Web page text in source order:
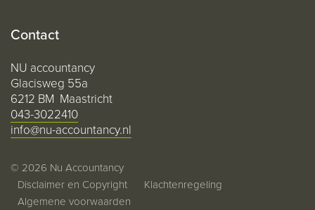
Contact
NU accountancy
Glacisweg 55a
6212 BM Maastricht
043-3022410
info@nu-accountancy.nl
© 2026 Nu Accountancy
Disclaimer en Copyright
Klachtenregeling
Algemene voorwaarden